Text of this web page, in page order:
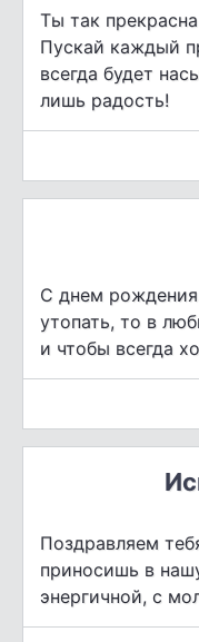
Ты так
Пускай каждый
всегда будет
лишь радость!
С днем
утопать, то в
и чтобы всегда
Поздравляем
приносишь в
энергичной, с